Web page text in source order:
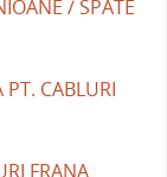
/ SPATE
CABLURI
FRANA